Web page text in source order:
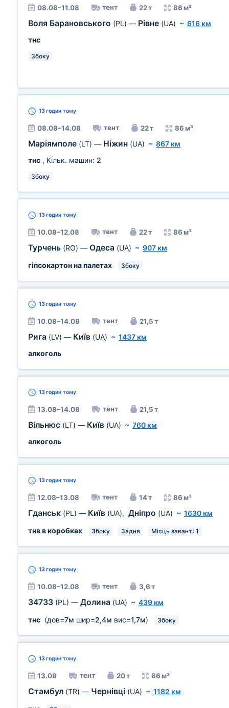
08.08–11.08 тент 22 т 86 м³
Воля Барановського (PL) — Рівне (UA) ~ 616 км
тнс
Збоку
13 годин тому
08.08–14.08 тент 22 т 86 м³
Маріямполе (LT) — Ніжин (UA) ~ 867 км
тнс , Кільк. машин: 2
Збоку
13 годин тому
10.08–12.08 тент 22 т 86 м³
Турчень (RO) — Одеса (UA) ~ 907 км
гіпсокартон на палетах
Збоку
13 годин тому
10.08–14.08 тент 21,5 т
Рига (LV) — Київ (UA) ~ 1437 км
алкоголь
13 годин тому
13.08–14.08 тент 21,5 т
Вільнюс (LT) — Київ (UA) ~ 760 км
алкоголь
13 годин тому
12.08–13.08 тент 14 т 86 м³
Гданськ (PL) — Київ (UA), Дніпро (UA) ~ 1630 км
тнв в коробках
Збоку Задня Місць завант.: 1
13 годин тому
10.08–12.08 тент 3,6 т
34733 (PL) — Долина (UA) ~ 439 км
тнс (дов=7м шир=2,4м вис=1,7м) Збоку
13 годин тому
13.08 тент 20 т 86 м³
Стамбул (TR) — Чернівці (UA) ~ 1182 км